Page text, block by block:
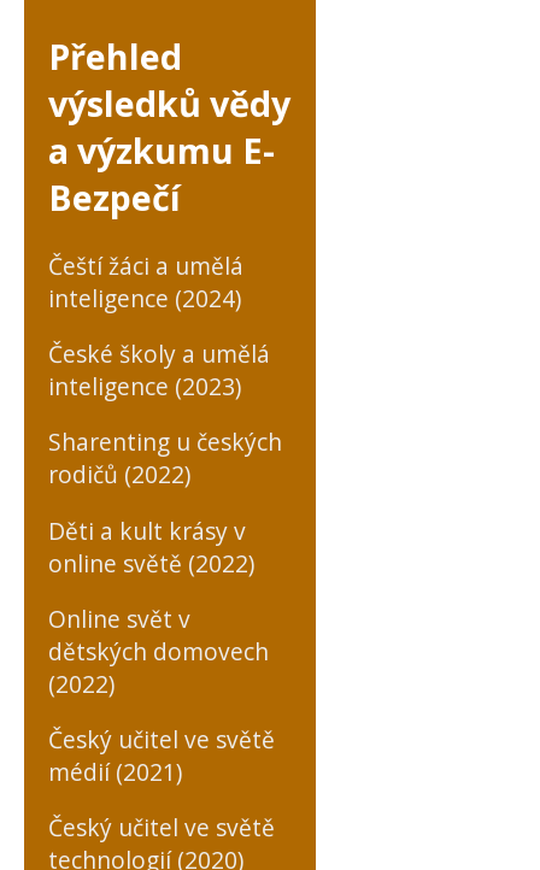
Přehled
výsledků vědy
a výzkumu E-
Bezpečí
Čeští žáci a umělá
inteligence (2024)
České školy a umělá
inteligence (2023)
Sharenting u českých
rodičů (2022)
Děti a kult krásy v
online světě (2022)
Online svět v
dětských domovech
(2022)
Český učitel ve světě
médií (2021)
Český učitel ve světě
technologií (2020)